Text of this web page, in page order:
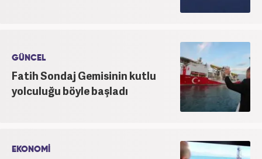
GÜNCEL
Fatih Sondaj Gemisinin kutlu
yolculuğu böyle başladı
EKONOMİ